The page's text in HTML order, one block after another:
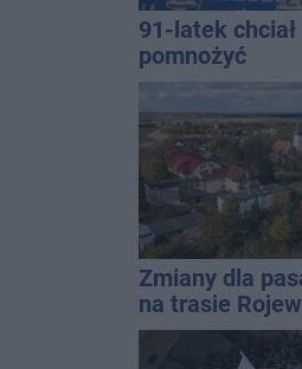
91-latek chciał
pomnożyć
oszczędności.
ponad 10 tys.
Zmiany dla
na trasie
Inowrocław